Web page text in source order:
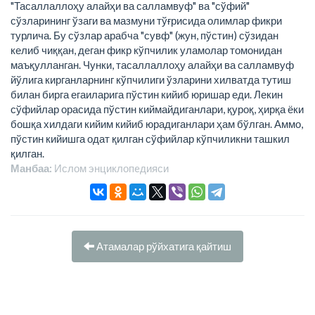
"Тасаллаллоҳу алайҳи ва салламвуф" ва "сўфий"
сўзларининг ўзаги ва мазмуни тўғрисида олимлар фикри
турлича. Бу сўзлар арабча "сувф" (жун, пўстин) сўзидан
келиб чиққан, деган фикр кўпчилик уламолар томонидан
маъқулланган. Чунки, тасаллаллоҳу алайҳи ва салламвуф
йўлига кирганларнинг кўпчилиги ўзларини хилватда тутиш
билан бирга егаиларига пўстин кийиб юришар еди. Лекин
сўфийлар орасида пўстин киймайдиганлари, қуроқ, ҳирқа ёки
бошқа хилдаги кийим кийиб юрадиганлари ҳам бўлган. Аммо,
пўстин кийишга одат қилган сўфийлар кўпчиликни ташкил
қилган.
Манбаа: Ислом энциклопeдияси
Атамалар рўйхатига қайтиш